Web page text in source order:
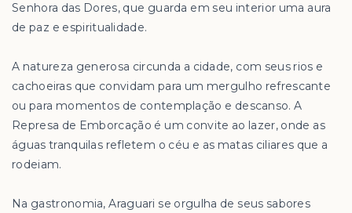
Senhora das Dores, que guarda em seu interior uma aura
de paz e espiritualidade.
A natureza generosa circunda a cidade, com seus rios e
cachoeiras que convidam para um mergulho refrescante
ou para momentos de contemplação e descanso. A
Represa de Emborcação é um convite ao lazer, onde as
águas tranquilas refletem o céu e as matas ciliares que a
rodeiam.
Na gastronomia, Araguari se orgulha de seus sabores